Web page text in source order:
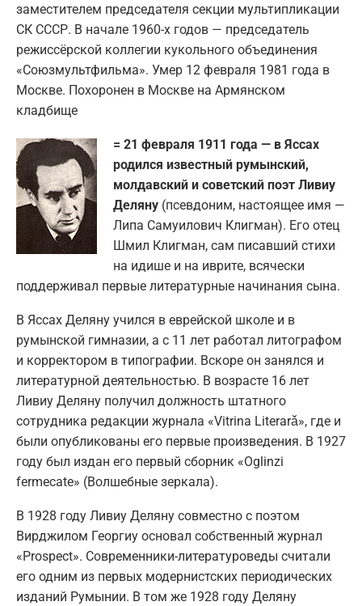
заместителем председателя секции мультипликации
СК СССР. В начале 1960-х годов — председатель
режиссёрской коллегии кукольного объединения
«Союзмультфильма». Умер 12 февраля 1981 года в
Москве. Похоронен в Москве на Армянском
кладбище
= 21 февраля 1911 года — в Яссах
родился известный румынский,
молдавский и советский поэт Ливиу
Деляну (псевдоним, настоящее имя —
Липа Самуилович Клигман). Его отец
Шмил Клигман, сам писавший стихи
на идише и на иврите, всячески
поддерживал первые литературные начинания сына.
В Яссах Деляну учился в еврейской школе и в
румынской гимназии, а с 11 лет работал литографом
и корректором в типографии. Вскоре он занялся и
литературной деятельностью. В возрасте 16 лет
Ливиу Деляну получил должность штатного
сотрудника редакции журнала «Vitrina Literarǎ», где и
были опубликованы его первые произведения. В 1927
году был издан его первый сборник «Oglinzi
fermecate» (Волшебные зеркала).
В 1928 году Ливиу Деляну совместно с поэтом
Вирджилом Георгиу основал собственный журнал
«Prospect». Современники-литературоведы считали
его одним из первых модернистских периодических
изданий Румынии. В том же 1928 году Деляну